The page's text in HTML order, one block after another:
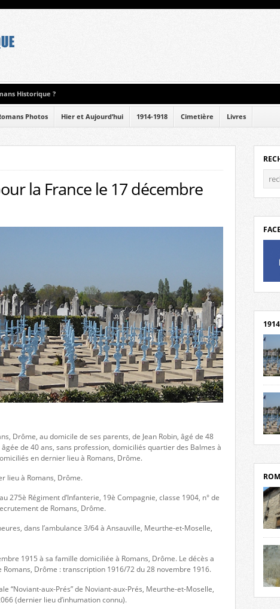
Historique ?
Photos Hier et Aujourd’hui 1914-1918 Cimetière Livres
la France le 17 décembre
Drôme, au domicile de ses parents, de Jean Robin, âgé de 48
de 40 ans, sans profession, domiciliés quartier des Balmes à
en dernier lieu à Romans, Drôme.
lieu à Romans, Drôme.
275è Régiment d’Infanterie, 19è Compagnie, classe 1904, n° de
de Romans, Drôme.
dans l’ambulance 3/64 à Ansauville, Meurthe-et-Moselle,
1915 à sa famille domiciliée à Romans, Drôme. Le décès a
Drôme : transcription 1916/72 du 28 novembre 1916.
“Noviant-aux-Prés” de Noviant-aux-Prés, Meurthe-et-Moselle,
(dernier lieu d’inhumation connu).
par